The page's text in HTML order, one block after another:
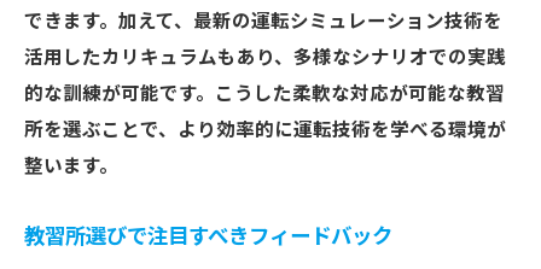
運転技術と安全意識の両立方法
できます。加えて、最新の運転シミュレーション技術を
活用したカリキュラムもあり、多様なシナリオでの実践
的な訓練が可能です。こうした柔軟な対応が可能な教習
所を選ぶことで、より効率的に運転技術を学べる環境が
整います。
教習所選びで注目すべきフィードバック